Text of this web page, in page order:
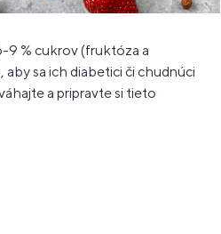
% cukrov (fruktóza a
sa ich diabetici či chudnúci
a pripravte si tieto